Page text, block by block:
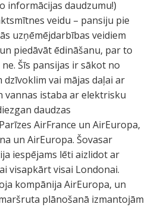
informācijas daudzumu!)
veidu – pansiju pie
uzņēmējdarbības veidiem
piedāvāt ēdināšanu, par to
Šīs pansijas ir sākot no
vai mājas daļai ar
vannas istaba ar elektrisku
daudzas
AirFrance un AirEuropa,
un AirEuropa. Šovasar
iespējams lēti aizlidot ar
visapkārt visai Londonai.
kompānija AirEuropa, un
plānošanā izmantojām